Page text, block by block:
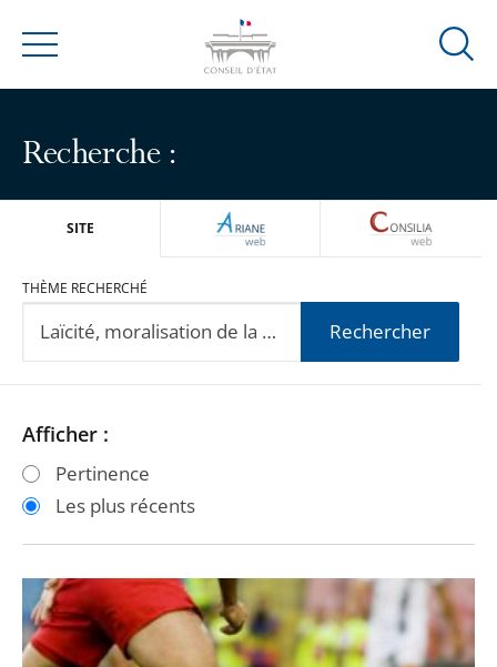
Menu
Ouvrir
Recherche :
SITE ARIANEWEB
THÈME RECHERCHÉ
Rechercher
Passer
les
filtres
après
Passer
les
filtres
avant
Afficher :
Pertinence
Les plus récents
BFM
TV
n’était